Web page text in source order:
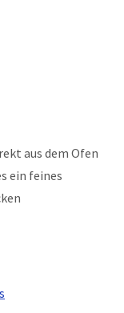
aus dem Ofen
ein feines